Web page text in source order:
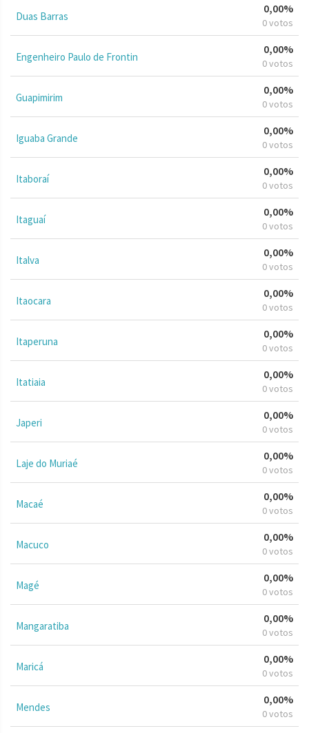
Duas Barras
0,00%
0 votos
Engenheiro Paulo de Frontin
0,00%
0 votos
Guapimirim
0,00%
0 votos
Iguaba Grande
0,00%
0 votos
Itaboraí
0,00%
0 votos
Itaguaí
0,00%
0 votos
Italva
0,00%
0 votos
Itaocara
0,00%
0 votos
Itaperuna
0,00%
0 votos
Itatiaia
0,00%
0 votos
Japeri
0,00%
0 votos
Laje do Muriaé
0,00%
0 votos
Macaé
0,00%
0 votos
Macuco
0,00%
0 votos
Magé
0,00%
0 votos
Mangaratiba
0,00%
0 votos
Maricá
0,00%
0 votos
Mendes
0,00%
0 votos